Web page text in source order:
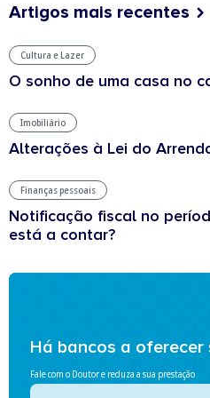
Artigos mais recentes
Cultura e Lazer
O sonho de uma casa no
Imobiliário
Alterações à Lei do
Finanças pessoais
Notificação fiscal no
está a contar?
Há bancos a oferecer
Fale com o Doutor e reduza a sua prestação